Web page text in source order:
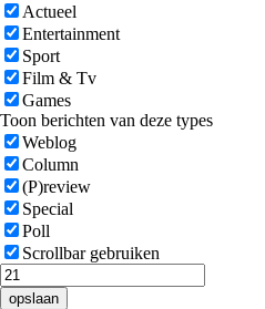
Actueel
Entertainment
Sport
Film & Tv
Games
Toon berichten van deze types
Weblog
Column
(P)review
Special
Poll
Scrollbar gebruiken
opslaan